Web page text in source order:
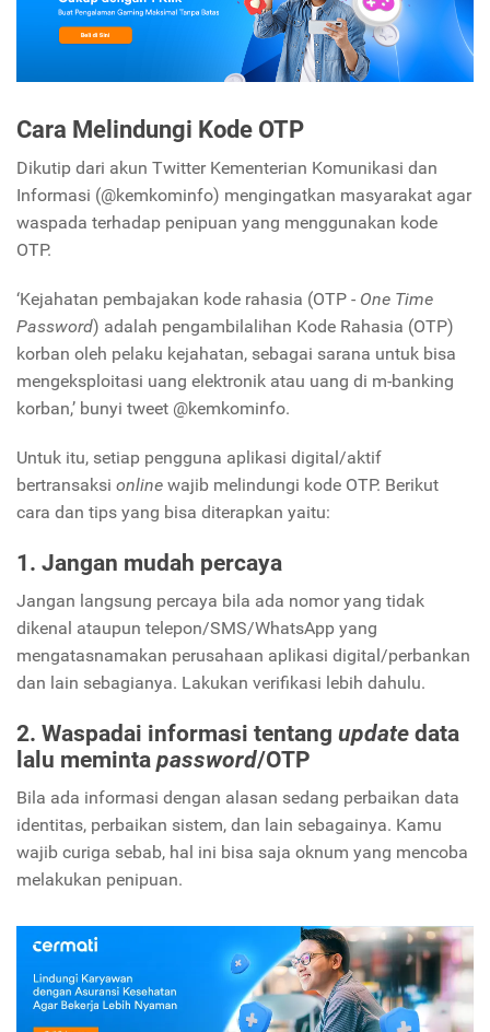
Cara Melindungi Kode OTP
Dikutip dari akun Twitter Kementerian Komunikasi dan
Informasi (@kemkominfo) mengingatkan masyarakat agar
waspada terhadap penipuan yang menggunakan kode
OTP.
‘Kejahatan pembajakan kode rahasia (OTP - One Time
Password) adalah pengambilalihan Kode Rahasia (OTP)
korban oleh pelaku kejahatan, sebagai sarana untuk bisa
mengeksploitasi uang elektronik atau uang di m-banking
korban,’ bunyi tweet @kemkominfo.
Untuk itu, setiap pengguna aplikasi digital/aktif
bertransaksi online wajib melindungi kode OTP. Berikut
cara dan tips yang bisa diterapkan yaitu:
1. Jangan mudah percaya
Jangan langsung percaya bila ada nomor yang tidak
dikenal ataupun telepon/SMS/WhatsApp yang
mengatasnamakan perusahaan aplikasi digital/perbankan
dan lain sebagianya. Lakukan verifikasi lebih dahulu.
2. Waspadai informasi tentang update data
lalu meminta password/OTP
Bila ada informasi dengan alasan sedang perbaikan data
identitas, perbaikan sistem, dan lain sebagainya. Kamu
wajib curiga sebab, hal ini bisa saja oknum yang mencoba
melakukan penipuan.